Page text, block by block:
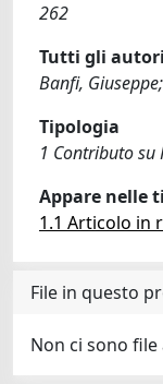
262
Tutti gli autori
Banfi,
Tipologia
1 Contributo su
Appare nelle
1.1 Articolo in
File in questo
Non ci sono